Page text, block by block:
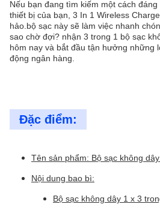
Nếu bạn đang tìm kiếm một cách
thiết bị của bạn, 3 In 1 Wireless
hảo.bộ sạc này sẽ làm việc nhanh
sao chờ đợi? nhận 3 trong 1 bộ sạc
hôm nay và bắt đầu tận hưởng những
động ngân hàng.
Đặc điểm:
Tên sản phẩm: Bộ sạc không
Nội dung bao bì:
Bộ sạc không dây 1 x 3